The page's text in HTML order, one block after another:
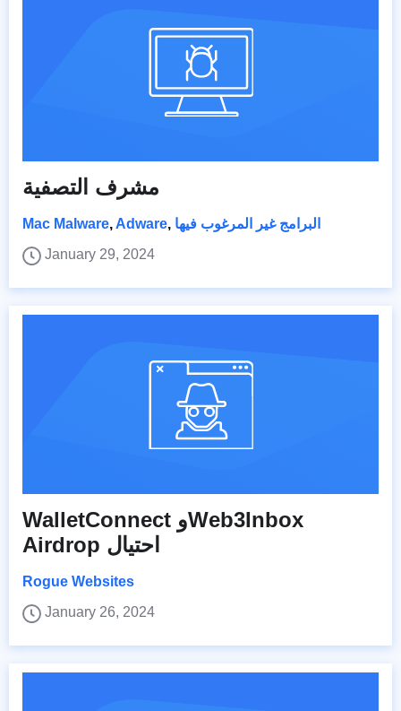
مشرف التصفية
Mac Malware, Adware, البرامج غير المرغوب فيها
January 29, 2024
WalletConnect وWeb3Inbox
Airdrop احتيال
Rogue Websites
January 26, 2024